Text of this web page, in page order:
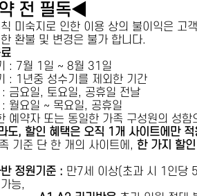
전 필독◀
미숙지로 인한 이용 상의 불이익은 고
환불 및 변경은 불가 합니다.
: 7월 1일 ~ 8월 31일
: 1년중 성수기를 제외한 기간
금요일, 토요일, 공휴일 전날
월요일 ~ 목요일, 공휴일
예약자 또는 동일한 가족 구성원의 성함
도, 할인 혜택은 오직 1개 사이트에만 적
기준 단 한 개의 사이트에, 한 가지 할
정원기준 : 만7세 이상(초과 시 1인당
능,